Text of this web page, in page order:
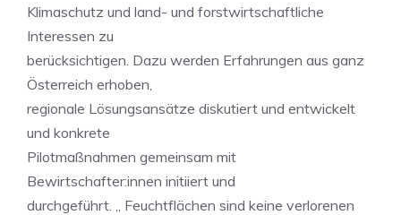
Klimaschutz und land- und forstwirtschaftliche
Interessen zu
berücksichtigen. Dazu werden Erfahrungen aus ganz
Österreich erhoben,
regionale Lösungsansätze diskutiert und entwickelt
und konkrete
Pilotmaßnahmen gemeinsam mit
Bewirtschafter:innen initiiert und
durchgeführt. „ Feuchtflächen sind keine verlorenen